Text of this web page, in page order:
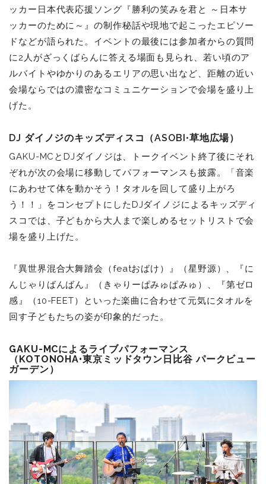
ッカー日本代表応援ソング『勝利の笑みを君と ～日本サ
ッカーのために～』の制作秘話や現地で起こったエピソー
ドなどが語られた。イベントの最後には参加者からの質問
に2人がざっくばらんに答える場面も見られ、若い頃のア
ルバイトやゆかりのあるエリアの思い出など、距離の近い
会場ならではの濃密なコミュニケーションで会場を盛り上
げた。
DJ ダイノジのキッズディスコ（ASOBI•草地広場）
GAKU-MCとDJダイノジは、トークイベント終了後にそれ
ぞれが次の会場に移動してパフォーマンスも披露。「音楽
にあわせて体を動かそう！タオルを回して盛り上がろ
う！！」をコンセプトにしたDJダイノジによるキッズディ
スコでは、子どもから大人まで楽しめるセットリストで会
場を盛り上げた。
『異世界混合大舞踏会（featおばけ）』（星野源）、『に
んじゃりばんばん』（きゃりーぱみゅぱみゅ）、『第ゼロ
感』（10-FEET）といった楽曲に合わせて元気にタオルを
回す子どもたちの姿が印象的だった。
GAKU-MCによるライブパフォーマンス
（KOTONOHA•東京ミッドタウン日比谷 パークビュー
ガーデン）